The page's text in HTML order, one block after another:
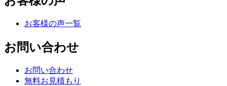
お客様の声一覧
お問い合わせ
お問い合わせ
無料お見積もり